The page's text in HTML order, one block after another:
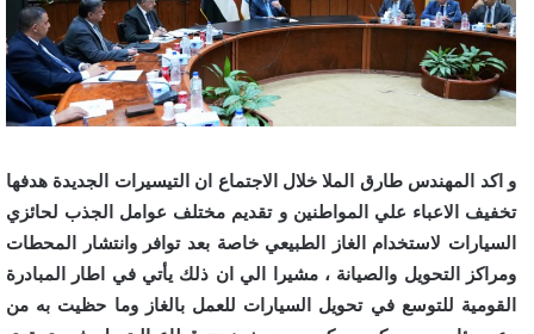
و اكد المهندس طارق الملا خلال الاجتماع ان التيسيرات الجديدة هدفها
تخفيف الاعباء علي المواطنين و تقديم مختلف عوامل الجذب لحائزي
السيارات لاستخدام الغاز الطبيعي خاصة بعد توافر وانتشار المحطات
ومراكز التحويل والصيانة ، مشيرا الي ان ذلك يأتي في اطار المبادرة
القومية للتوسع في تحويل السيارات للعمل بالغاز وما حظيت به من